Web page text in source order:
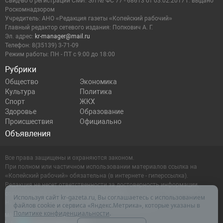
Рубрики
Общество
Экономика
Культура
Политика
Спорт
ЖКХ
Здоровье
Образование
Происшествия
Официально
Объявления
Роскомнадзором
Учредитель: АНО «Редакция газеты «Копейский рабочий»
Главный редактор сетевого издания: Попкович А. Г.
Эл. адрес: kr-manager@mail.ru
Телефон: 8(35139) 3-71-09
Режим работы: ПН - ПТ с 9:00 до 18:00
Все права защищены и охраняются законом.
При полном или частичном использовании материалов ссылка на
«Копейский рабочий» обязательна (в интернете - гиперссылка).
Редакция не несет ответственности за достоверность информации,
содержащейся в рекламных объявлениях.
Настоящий ресурс может содержать материалы 16+
Используя сайт kr-gazeta.ru, Вы соглашаетесь с использованием
файлов cookie и сервиса «Яндекс.Метрика», которые указаны в
Политике конфиденциальности.